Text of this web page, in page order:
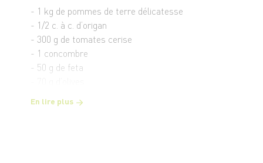
- 1 kg de pommes de terre délicatesse
- 1/2 c. à c. d’origan
- 300 g de tomates cerise
- 1 concombre
- 50 g de feta
- Sel et poivre
En lire plus